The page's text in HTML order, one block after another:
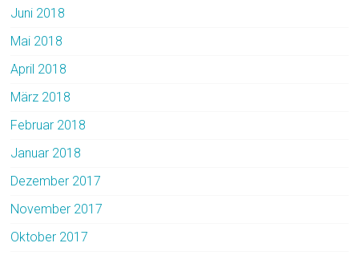
Juni 2018
Mai 2018
April 2018
März 2018
Februar 2018
Januar 2018
Dezember 2017
November 2017
Oktober 2017